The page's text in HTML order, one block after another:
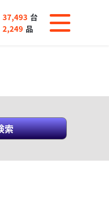
37,493 台
2,249 品
索